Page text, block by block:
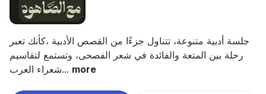
جلسة أدبية متنوعة، تتناول جزءًا من القصص الأدبية ،كأنك تعبر
رحلة بين المتعة والفائدة في شعر الفصحى، وتستمع لتقاسيم
شعراء العرب... more